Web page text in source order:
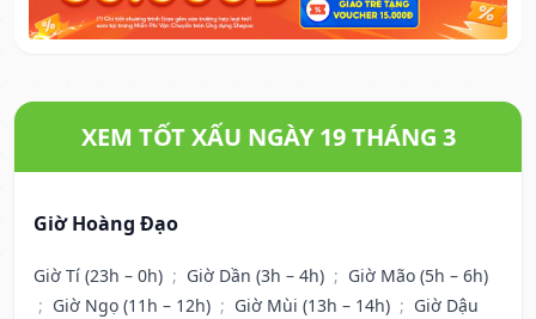
XEM TỐT XẤU NGÀY 19 THÁNG 3
Giờ Hoàng Đạo
Giờ Tí (23h – 0h) ; Giờ Dần (3h – 4h) ; Giờ Mão (5h – 6h)
; Giờ Ngọ (11h – 12h) ; Giờ Mùi (13h – 14h) ; Giờ Dậu